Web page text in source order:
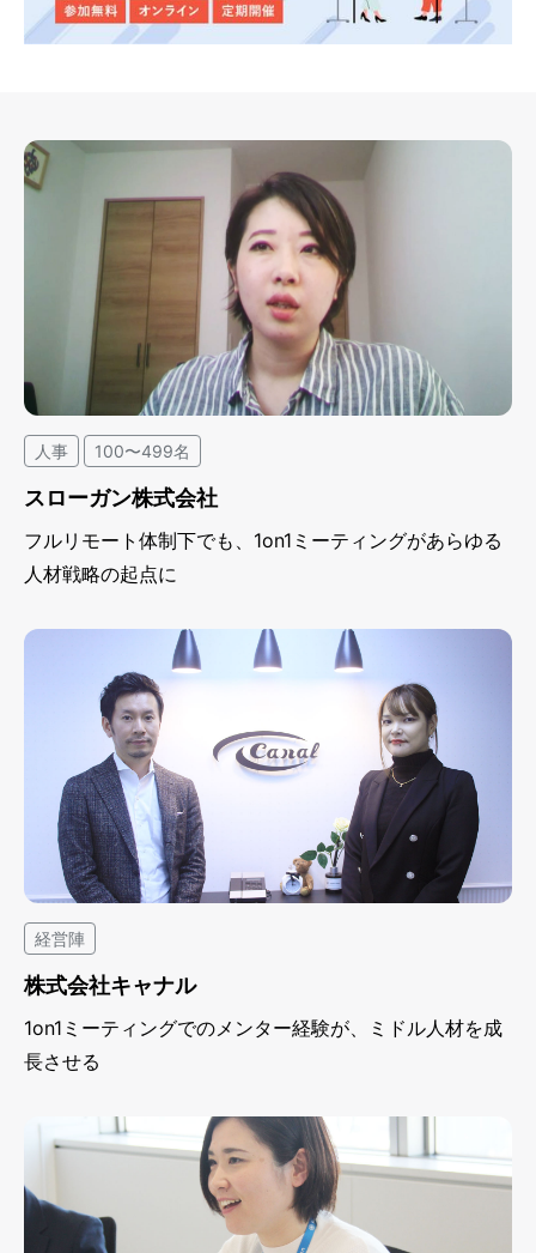
人事 100〜499名
スローガン株式会社
フルリモート体制下でも、1on1ミーティングがあらゆる
人材戦略の起点に
経営陣
株式会社キャナル
1on1ミーティングでのメンター経験が、ミドル人材を成
長させる